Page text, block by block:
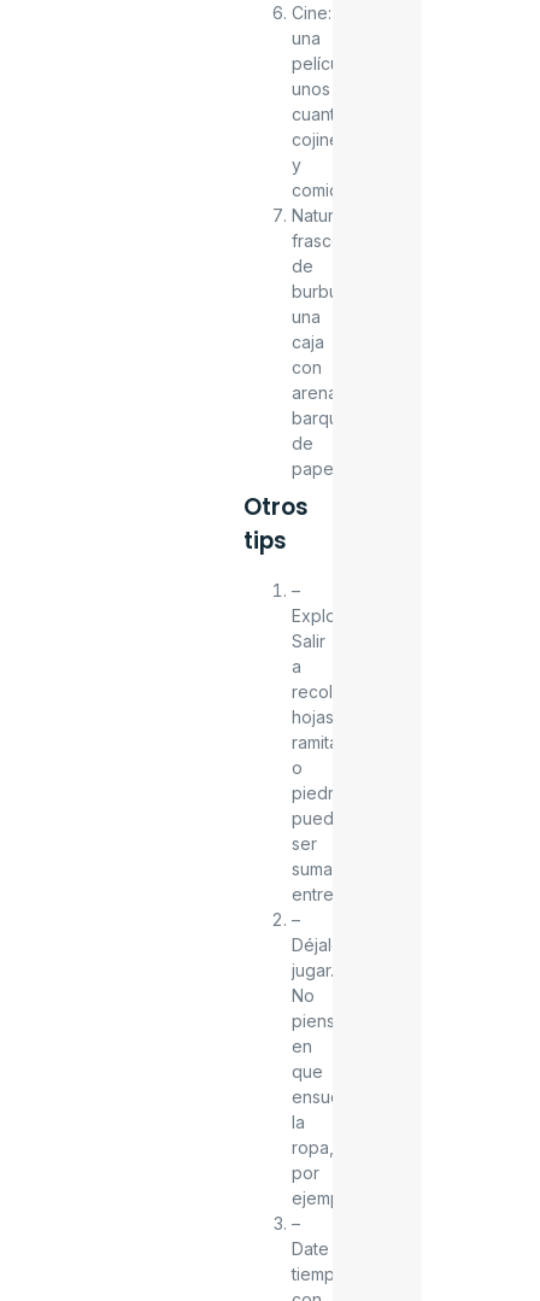
Cine:
una
película,
unos
cuantos
cojines
y
comida.
Naturaleza:
frasco
de
burbujas,
una
caja
con
arena,
barquitos
de
papel.
Otros
tips
–
Explora.
Salir
a
recolectar
hojas,
ramitas
o
piedras
puede
ser
sumamente
entretenido.
–
Déjalos
jugar.
No
pienses
en
que
ensuciaran
la
ropa,
por
ejemplo.
–
Date
tiempo